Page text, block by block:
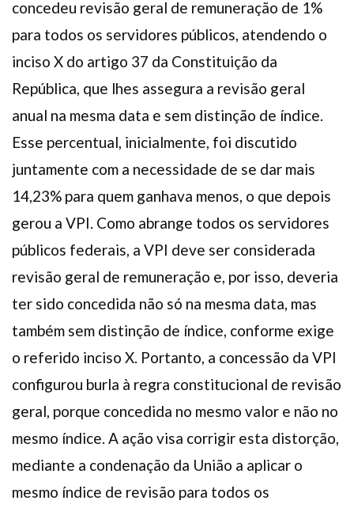
concedeu revisão geral de remuneração de 1%
para todos os servidores públicos, atendendo o
inciso X do artigo 37 da Constituição da
República, que lhes assegura a revisão geral
anual na mesma data e sem distinção de índice.
Esse percentual, inicialmente, foi discutido
juntamente com a necessidade de se dar mais
14,23% para quem ganhava menos, o que depois
gerou a VPI. Como abrange todos os servidores
públicos federais, a VPI deve ser considerada
revisão geral de remuneração e, por isso, deveria
ter sido concedida não só na mesma data, mas
também sem distinção de índice, conforme exige
o referido inciso X. Portanto, a concessão da VPI
configurou burla à regra constitucional de revisão
geral, porque concedida no mesmo valor e não no
mesmo índice. A ação visa corrigir esta distorção,
mediante a condenação da União a aplicar o
mesmo índice de revisão para todos os